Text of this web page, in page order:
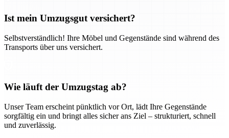
Ist mein Umzugsgut versichert?
Selbstverständlich! Ihre Möbel und Gegenstände sind während des
Transports über uns versichert.
Wie läuft der Umzugstag ab?
Unser Team erscheint pünktlich vor Ort, lädt Ihre Gegenstände
sorgfältig ein und bringt alles sicher ans Ziel – strukturiert, schnell
und zuverlässig.